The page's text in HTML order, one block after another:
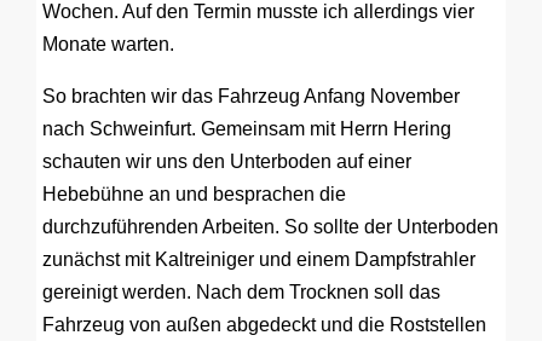
Wochen. Auf den Termin musste ich allerdings vier
Monate warten.
So brachten wir das Fahrzeug Anfang November
nach Schweinfurt. Gemeinsam mit Herrn Hering
schauten wir uns den Unterboden auf einer
Hebebühne an und besprachen die
durchzuführenden Arbeiten. So sollte der Unterboden
zunächst mit Kaltreiniger und einem Dampfstrahler
gereinigt werden. Nach dem Trocknen soll das
Fahrzeug von außen abgedeckt und die Roststellen